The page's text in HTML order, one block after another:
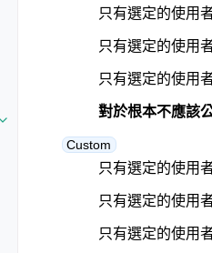
Toggle navigation of 組態指令
只有選定的使用
只有選定的使用
只有選定的使用
對於根本不應該
Custom
只有選定的使用
只有選定的使用
只有選定的使用